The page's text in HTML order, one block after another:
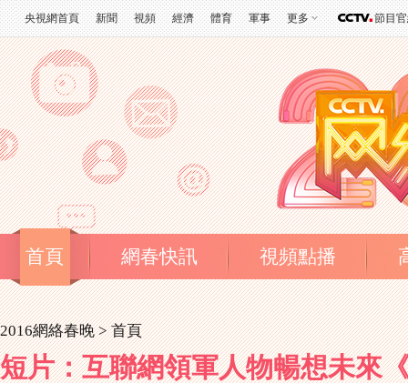
央視網首頁 新聞 視頻 經濟 體育 軍事 更多 節目
首頁 網春快訊 視頻點播
2016網絡春晚 >首頁
短片：互聯網領軍人物暢想未來